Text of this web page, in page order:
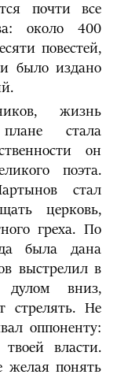
почти все
около 400
повестей,
было издано
жизнь
стала
он
поэта.
стал
церковь,
греха. По
была дана
выстрелил в
дулом вниз,
стрелять. Не
оппоненту:
власти.
понять